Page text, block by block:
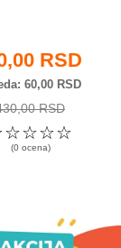
RSD
60,00 RSD
RSD
☆
☆
☆
☆
(0 ocena)